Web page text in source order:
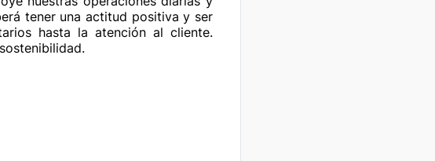
tener una actitud positiva y ser
hasta la atención al cliente.